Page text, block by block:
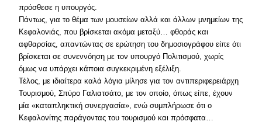
πρόσθεσε η υπουργός.
Πάντως, για το θέμα των μουσείων αλλά και άλλων μνημείων της
Κεφαλονιάς, που βρίσκεται ακόμα μεταξύ… φθοράς και
αφθαρσίας, απαντώντας σε ερώτηση του δημοσιογράφου είπε ότι
βρίσκεται σε συνεννόηση με τον υπουργό Πολιτισμού, χωρίς
όμως να υπάρχει κάποια συγκεκριμένη εξέλιξη.
Τέλος, με ιδιαίτερα καλά λόγια μίλησε για τον αντιπεριφερειάρχη
Τουρισμού, Σπύρο Γαλιατσάτο, με τον οποίο, όπως είπε, έχουν
μία «καταπληκτική συνεργασία», ενώ συμπλήρωσε ότι ο
Κεφαλονίτης παράγοντας του τουρισμού και πρόσφατα…